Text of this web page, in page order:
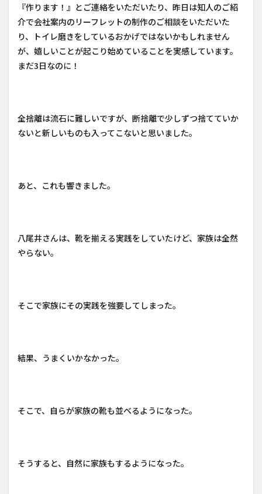
『作ります！』とご連絡をいただいたり、昨日は知人のご紹
介で会社案内のリーフレットの制作のご相談をいただいた
り、トイレ磨きをしているおかげではないかもしれません
が、嬉しいことが起こり始めていることを実感しています。
まだ3日なのに！
全捨離は流石に難しいですが、断捨離で少しずつ捨てていか
ないと新しいものも入ってこないと思いました。
あと、これも響きました。
八尾井さんは、靴を揃える実践をしていたけど、家族は全然
やらない。
そこで家族にその実践を強要してしまった。
結果、うまくいかなかった。
そこで、自らが家族の靴も並べるようになった。
そうすると、自然に家族もするようになった。